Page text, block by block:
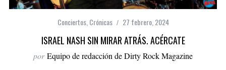
Conciertos, Crónicas 27 febrero, 2024
ISRAEL NASH SIN MIRAR ATRÁS. ACÉRCATE
por Equipo de redacción de Dirty Rock Magazine